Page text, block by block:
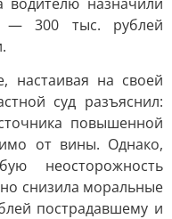
— 300 тыс. рублей
настаивая на своей
суд разъяснил:
повышенной
от вины. Однако,
неосторожность
снизила моральные
пострадавшему и